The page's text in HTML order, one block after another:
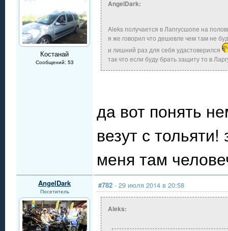
Костанай
Сообщений: 53
AngelDark:
Aleks получается в Лапгусшопе на
я же говорил что дешевле чем там не
и лишний раз для себя удастоверился
так что если буду брать защиту то в
да вот понять
везут с
меня там
AngelDark
Посетитель
#782 - 29 июля 2014 в 20:58
Aleks: